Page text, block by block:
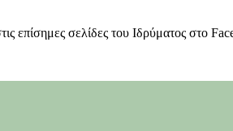
επίσημες σελίδες του Ιδρύματος στο